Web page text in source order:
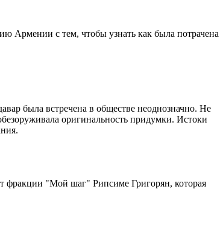
Армении с тем, чтобы узнать как была потрачена
была встречена в обществе неоднозначно. Не
оригинальность придумки. Истоки
фракции "Мой шаг" Рипсиме Григорян, которая